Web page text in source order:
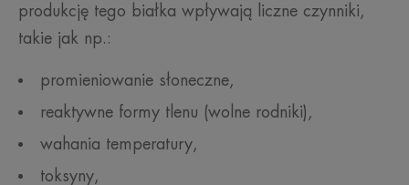
produkcję tego białka wpływają liczne czynniki,
takie jak np.:
promieniowanie słoneczne,
reaktywne formy tlenu (wolne rodniki),
wahania temperatury,
toksyny,